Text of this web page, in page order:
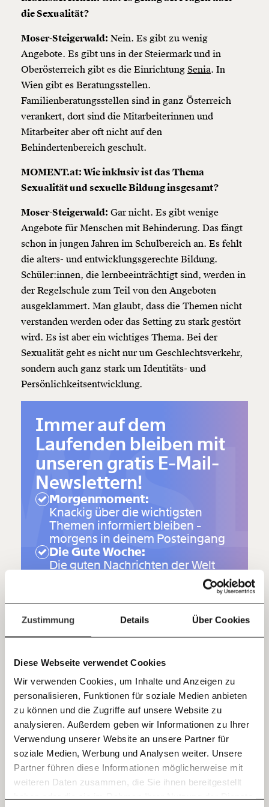
Zustimmung Details Über Cookies
Diese Webseite verwendet Cookies
Wir verwenden Cookies, um Inhalte und Anzeigen zu
personalisieren, Funktionen für soziale Medien anbieten
zu können und die Zugriffe auf unsere Website zu
analysieren. Außerdem geben wir Informationen zu Ihrer
Verwendung unserer Website an unsere Partner für
soziale Medien, Werbung und Analysen weiter. Unsere
Partner führen diese Informationen möglicherweise mit
weiteren Daten zusammen, die Sie ihnen bereitgestellt
Immer auf dem Laufenden
bleiben mit unseren gratis
E-Mail-Newslettern!
Veränderung
beginnt mit Dir!
WerdeFördermitgliedund wir können gemeinsam
unsere Wirtschaft so gestalten, dass sie für alle
funktioniert. Unsere Recherchen sind für alle frei im
Netz. Unabhängig und werbefrei. Und das wird auch
so bleiben. Kämpf’ mit uns für den Fortschritt und
unterstütze uns mit Deinem Mitgliedsbeitrag.
Du überweist lieber direkt?
Hier unsere IBAN: AT34 4300 0498 0007 6017
Kontoinhaber: Momentum Institut - Verein für
sozialen Fortschritt
Ich werde Fördermitglied* …
Jetzt
einfach
teilen.
E-Mail
Whatsapp
die Sexualität?
Moser-Steigerwald: Nein. Es gibt zu wenig
Angebote. Es gibt uns in der Steiermark und in
Oberösterreich gibt es die Einrichtung Senia. In
Wien gibt es Beratungsstellen.
Familienberatungsstellen sind in ganz Österreich
verankert, dort sind die Mitarbeiterinnen und
Mitarbeiter aber oft nicht auf den
Behindertenbereich geschult.
MOMENT.at: Wie inklusiv ist das Thema
Sexualität und sexuelle Bildung insgesamt?
Moser-Steigerwald: Gar nicht. Es gibt wenige
Angebote für Menschen mit Behinderung. Das fängt
schon in jungen Jahren im Schulbereich an. Es fehlt
die alters- und entwicklungsgerechte Bildung.
Schüler:innen, die lernbeeinträchtigt sind, werden in
der Regelschule zum Teil von den Angeboten
ausgeklammert. Man glaubt, dass die Themen nicht
verstanden werden oder das Setting zu stark gestört
wird. Es ist aber ein wichtiges Thema. Bei der
Sexualität geht es nicht nur um Geschlechtsverkehr,
sondern auch ganz stark um Identitäts- und
Persönlichkeitsentwicklung.
Immer auf dem
Laufenden bleiben mit
unseren gratis E-Mail-
Newslettern!
Morgenmoment:
Knackig über die wichtigsten
Themen informiert bleiben -
morgens in deinem Posteingang
Die Gute Woche:
Die guten Nachrichten der Welt
nicht aus den Augen verlieren -
JETZT ANMELDEN
erhalten.
MOMENT.at: Kann man auch Fortschritte sehen?
Moser-Steigerwald:Es hat sich schon ein bisschen
was getan. Wir müssen nicht mehr „missionieren",
dass Menschen ein Recht auf Sexualität haben. Das